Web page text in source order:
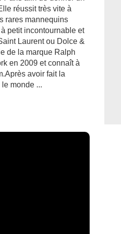
réussit très vite à
rares mannequins
petit incontournable et
Laurent ou Dolce &
de la marque Ralph
en 2009 et connaît à
avoir fait la
monde ...